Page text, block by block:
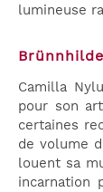
lumineuse
Camilla
pour son
certaines
de volume
louent sa
incarnation